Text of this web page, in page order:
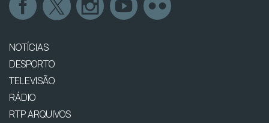
NOTÍCIAS
DESPORTO
TELEVISÃO
RÁDIO
RTP ARQUIVOS